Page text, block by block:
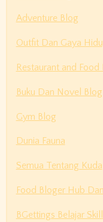
Adventure Blog
Outfit Dan Gaya
Restaurant and Food
Buku Dan Novel Blog
Gym Blog
Dunia Fauna
Semua Tentang Kuda
Food Bloger Hub
BGettings Belajar